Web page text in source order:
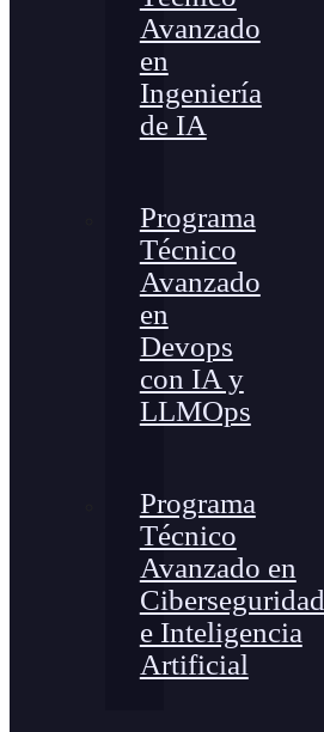
Avanzado
en
Ingeniería
de IA
Programa
Técnico
Avanzado
en
Devops
con IA y
LLMOps
Programa
Técnico
Avanzado en
Ciberseguridad
e Inteligencia
Artificial